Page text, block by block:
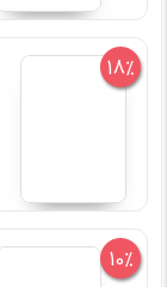
18%
10%